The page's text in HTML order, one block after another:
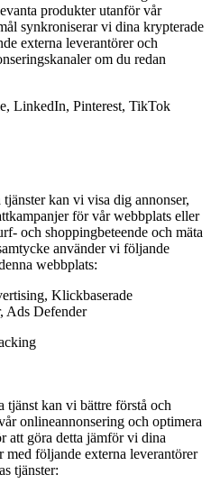
produkter utanför vår
synkroniserar vi dina krypterade
externa leverantörer och
om du redan
LinkedIn, Pinterest, TikTok
tjänster kan vi visa dig annonser,
för vår webbplats eller
och shoppingbeteende och mäta
använder vi följande
webbplats:
Klickbaserade
Ads Defender
tjänst kan vi bättre förstå och
onlineannonsering och optimera
att göra detta jämför vi dina
med följande externa leverantörer
tjänster: